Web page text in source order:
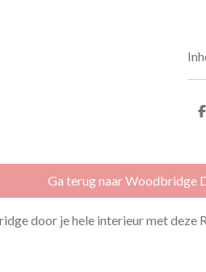
D
Ga terug naar Woodbridge
door je hele interieur met deze